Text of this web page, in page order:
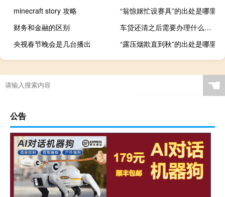
minecraft story 攻略
“翁惊妪忙设赛具”的出处是哪里
财务和金融的区别
车贷还清之后需要办理什么手续
央视春节晚会是几台播出
“露压烟欺直到秋”的出处是哪里
☚
公告